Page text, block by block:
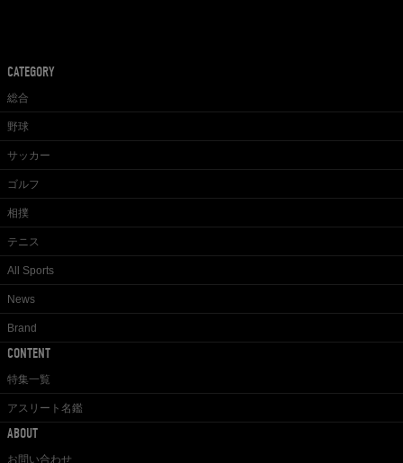
CATEGORY
総合
野球
サッカー
ゴルフ
相撲
テニス
All Sports
News
Brand
CONTENT
特集一覧
アスリート名鑑
ABOUT
お問い合わせ